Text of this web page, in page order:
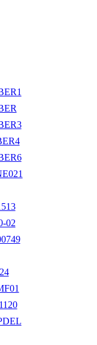
02